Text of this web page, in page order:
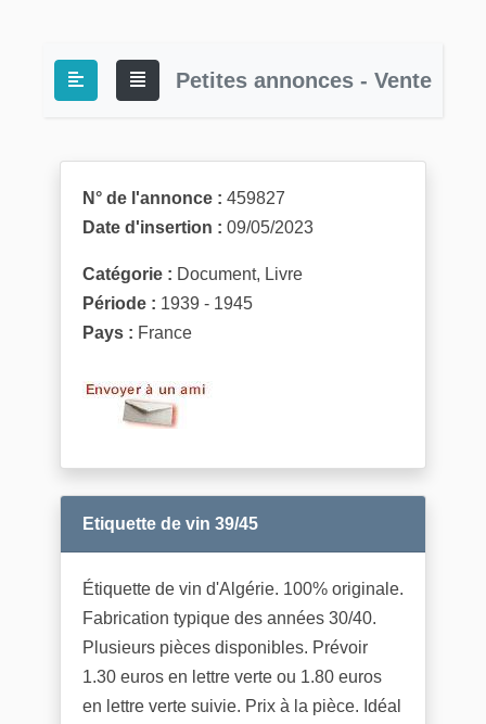
Petites annonces - Vente
N° de l'annonce : 459827
Date d'insertion : 09/05/2023
Catégorie : Document, Livre
Période : 1939 - 1945
Pays : France
Etiquette de vin 39/45
Étiquette de vin d'Algérie. 100% originale.
Fabrication typique des années 30/40.
Plusieurs pièces disponibles. Prévoir
1.30 euros en lettre verte ou 1.80 euros
en lettre verte suivie. Prix à la pièce. Idéal